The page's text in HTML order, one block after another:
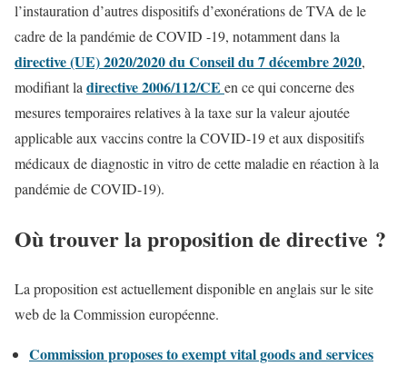
l’instauration d’autres dispositifs d’exonérations de TVA de le
cadre de la pandémie de COVID -19, notamment dans la
directive (UE) 2020/2020 du Conseil du 7 décembre 2020,
modifiant ladirective 2006/112/CE en ce qui concerne des
mesures temporaires relatives à la taxe sur la valeur ajoutée
applicable aux vaccins contre la COVID-19 et aux dispositifs
médicaux de diagnostic in vitro de cette maladie en réaction à la
pandémie de COVID-19).
Où trouver la proposition de directive ?
La proposition est actuellement disponible en anglais sur le site
web de la Commission européenne.
Commission proposes to exempt vital goods and services